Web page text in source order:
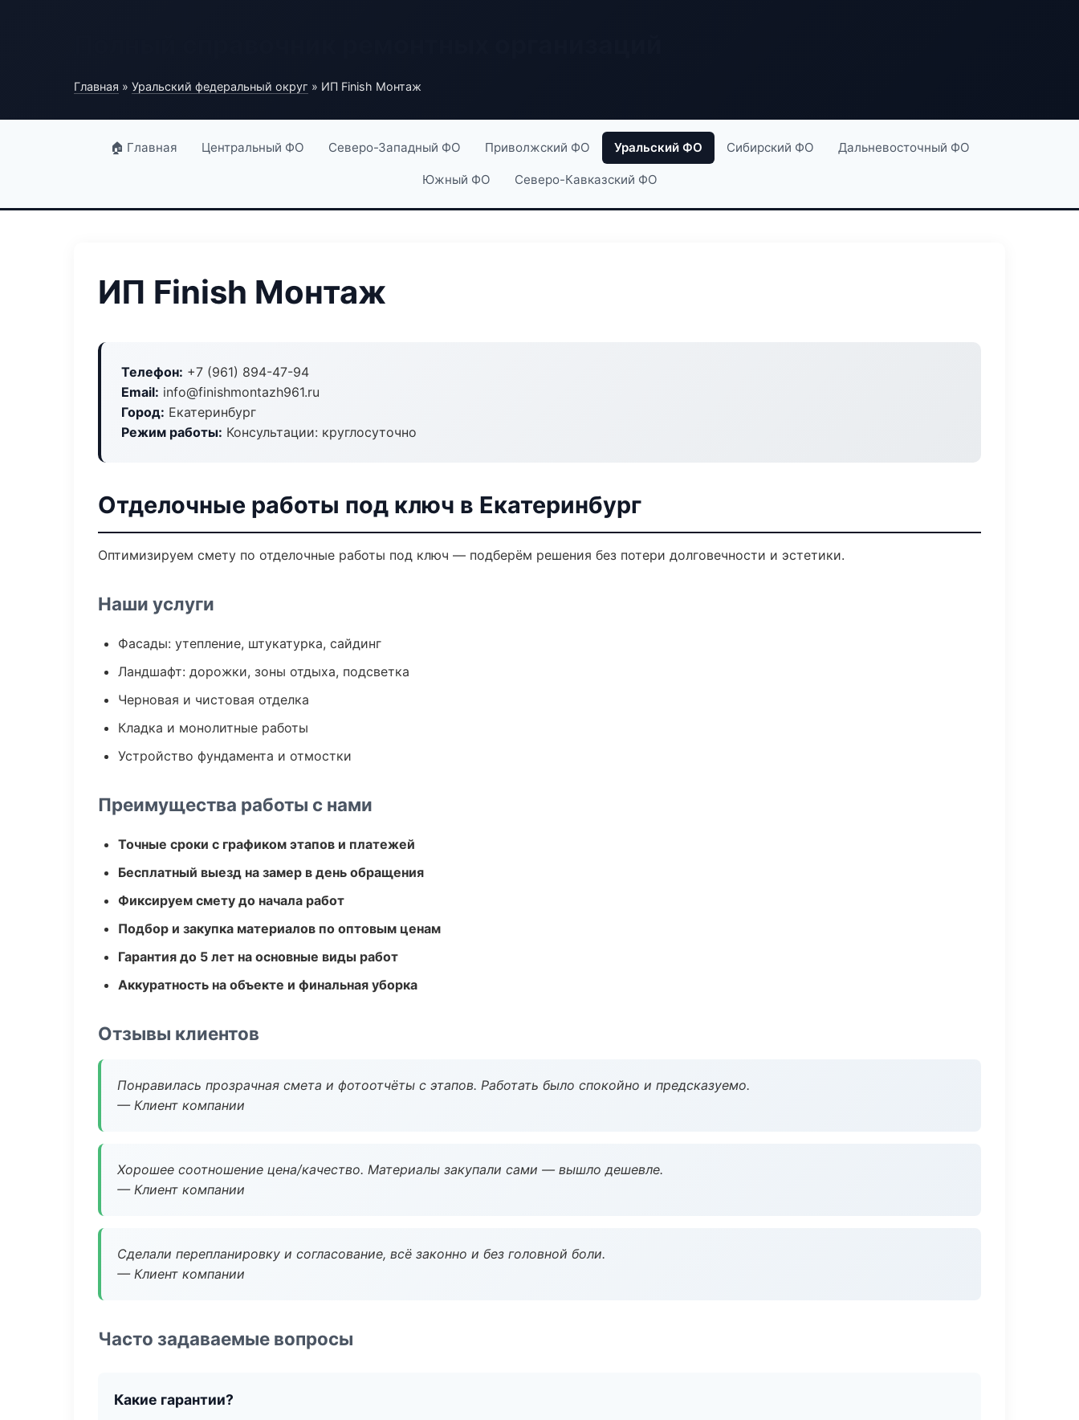
Главная » Уральский федеральный округ » ИП Finish Монтаж
🏠 Главная Центральный ФО Северо-Западный ФО Приволжский ФО Уральский ФО Сибирский ФО Дальневосточный ФО
Южный ФО Северо-Кавказский ФО
ИП Finish Монтаж
Телефон: +7 (961) 894-47-94
Email: info@finishmontazh961.ru
Город: Екатеринбург
Режим работы: Консультации: круглосуточно
Отделочные работы под ключ в Екатеринбург
Оптимизируем смету по отделочные работы под ключ — подберём решения без потери долговечности и эстетики.
Наши услуги
Фасады: утепление, штукатурка, сайдинг
Ландшафт: дорожки, зоны отдыха, подсветка
Черновая и чистовая отделка
Кладка и монолитные работы
Устройство фундамента и отмостки
Преимущества работы с нами
Точные сроки с графиком этапов и платежей
Бесплатный выезд на замер в день обращения
Фиксируем смету до начала работ
Подбор и закупка материалов по оптовым ценам
Гарантия до 5 лет на основные виды работ
Аккуратность на объекте и финальная уборка
Отзывы клиентов
Понравилась прозрачная смета и фотоотчёты с этапов. Работать было спокойно и предсказуемо.
— Клиент компании
Хорошее соотношение цена/качество. Материалы закупали сами — вышло дешевле.
— Клиент компании
Сделали перепланировку и согласование, всё законно и без головной боли.
— Клиент компании
Часто задаваемые вопросы
Какие гарантии?